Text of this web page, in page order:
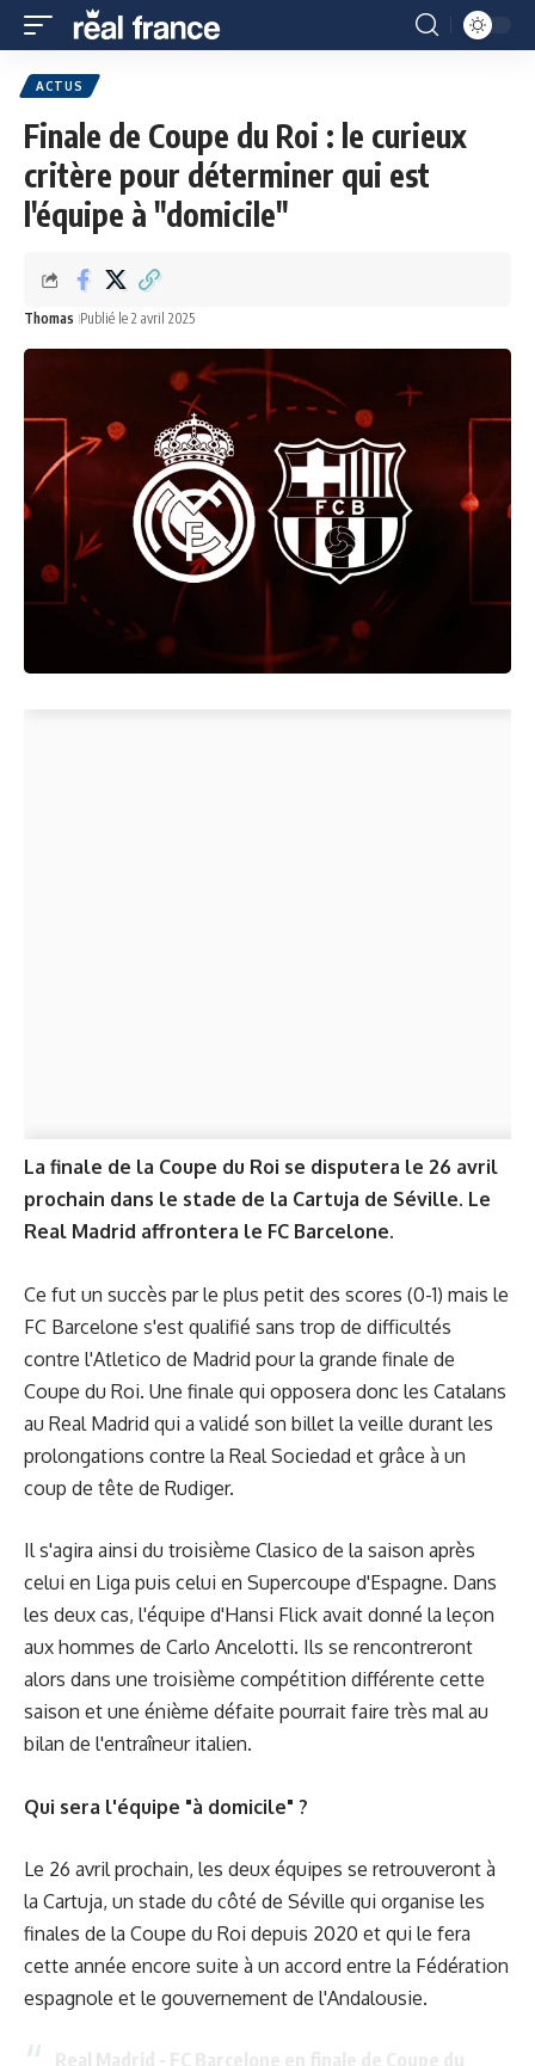
ACTUS
Finale de Coupe du Roi : le curieux
critère pour déterminer qui est
l'équipe à "domicile"
Thomas Publié le 2 avril 2025
La finale de la Coupe du Roi se disputera le 26 avril
prochain dans le stade de la Cartuja de Séville. Le
Real Madrid affrontera le FC Barcelone.
Ce fut un succès par le plus petit des scores (0-1) mais le
FC Barcelone s'est qualifié sans trop de difficultés
contre l'Atletico de Madrid pour la grande finale de
Coupe du Roi. Une finale qui opposera donc les Catalans
au Real Madrid qui a validé son billet la veille durant les
prolongations contre la Real Sociedad et grâce à un
coup de tête de Rudiger.
Il s'agira ainsi du troisième Clasico de la saison après
celui en Liga puis celui en Supercoupe d'Espagne. Dans
les deux cas, l'équipe d'Hansi Flick avait donné la leçon
aux hommes de Carlo Ancelotti. Ils se rencontreront
alors dans une troisième compétition différente cette
saison et une énième défaite pourrait faire très mal au
bilan de l'entraîneur italien.
Qui sera l'équipe "à domicile" ?
Le 26 avril prochain, les deux équipes se retrouveront à
la Cartuja, un stade du côté de Séville qui organise les
finales de la Coupe du Roi depuis 2020 et qui le fera
cette année encore suite à un accord entre la Fédération
espagnole et le gouvernement de l'Andalousie.